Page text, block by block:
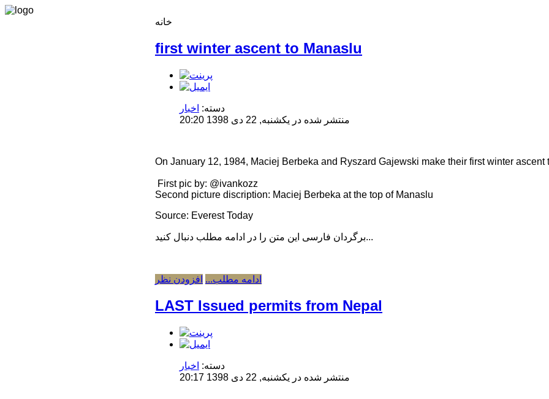
خانه
first winter ascent to Manaslu
دسته: اخبار
منتشر شده در یکشنبه, 22 دی 1398 20:20
On January 12, 1984, Maciej Berbeka and Ryszard Gajewski make their first winter ascent
First pic by: @ivankozz
Second picture discription: Maciej Berbeka at the top of Manaslu
Source: Everest Today
برگردان فارسی این متن را در ادامه مطلب دنبال کنید...
ادامه مطلب... افزودن نظر
LAST Issued permits from Nepal
دسته: اخبار
منتشر شده در یکشنبه, 22 دی 1398 20:17